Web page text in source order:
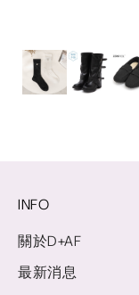
INFO
關於D+AF
最新消息